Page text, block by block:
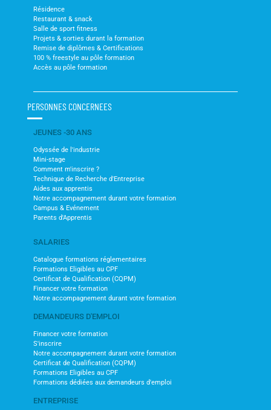
Résidence
Restaurant & snack
Salle de sport fitness
Projets & sorties durant la formation
Remise de diplômes & Certifications
100 % freestyle au pôle formation
Accès au pôle formation
PERSONNES CONCERNEES
JEUNES -30 ANS
Odyssée de l'industrie
Mini-stage
Comment m'inscrire ?
Technique de Recherche d'Entreprise
Aides aux apprentis
Notre accompagnement durant votre formation
Campus & Evénement
Parents d'Apprentis
SALARIES
Catalogue formations réglementaires
Formations Eligibles au CPF
Certificat de Qualification (CQPM)
Financer votre formation
Notre accompagnement durant votre formation
DEMANDEURS D'EMPLOI
Financer votre formation
S'inscrire
Notre accompagnement durant votre formation
Certificat de Qualification (CQPM)
Formations Eligibles au CPF
Formations dédiées aux demandeurs d'emploi
ENTREPRISE